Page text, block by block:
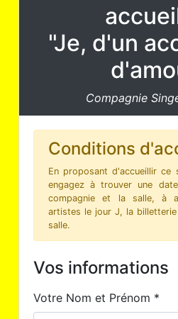
"Je, d'un
Compagnie
Conditions
En proposant d'accueillir ce
engagez à trouver une
compagnie et la salle, à
artistes le jour J, la
salle.
Vos informations
Votre Nom et Prénom *